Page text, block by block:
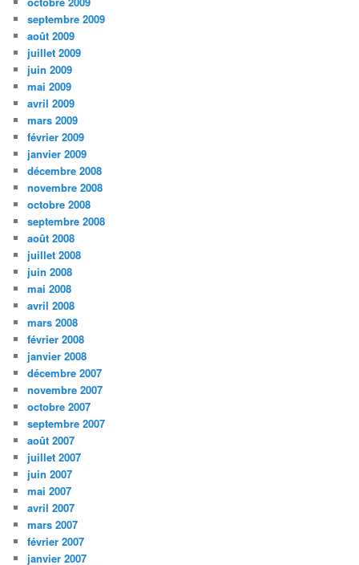
septembre 2009
août 2009
juillet 2009
juin 2009
mai 2009
avril 2009
mars 2009
février 2009
janvier 2009
décembre 2008
novembre 2008
octobre 2008
septembre 2008
août 2008
juillet 2008
juin 2008
mai 2008
avril 2008
mars 2008
février 2008
janvier 2008
décembre 2007
novembre 2007
octobre 2007
septembre 2007
août 2007
juillet 2007
juin 2007
mai 2007
avril 2007
mars 2007
février 2007
janvier 2007